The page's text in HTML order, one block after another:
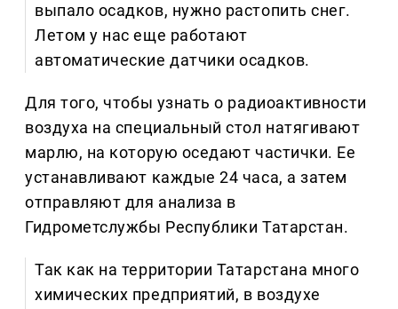
выпало осадков, нужно растопить снег.
Летом у нас еще работают
автоматические датчики осадков.
Для того, чтобы узнать о радиоактивности
воздуха на специальный стол натягивают
марлю, на которую оседают частички. Ее
устанавливают каждые 24 часа, а затем
отправляют для анализа в
Гидрометслужбы Республики Татарстан.
Так как на территории Татарстана много
химических предприятий, в воздухе